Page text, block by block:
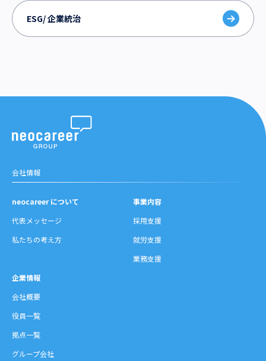
ESG/ 企業統治
会社情報
neocareer について
代表メッセージ
私たちの考え方
事業内容
採用支援
就労支援
業務支援
企業情報
会社概要
役員一覧
拠点一覧
グループ会社